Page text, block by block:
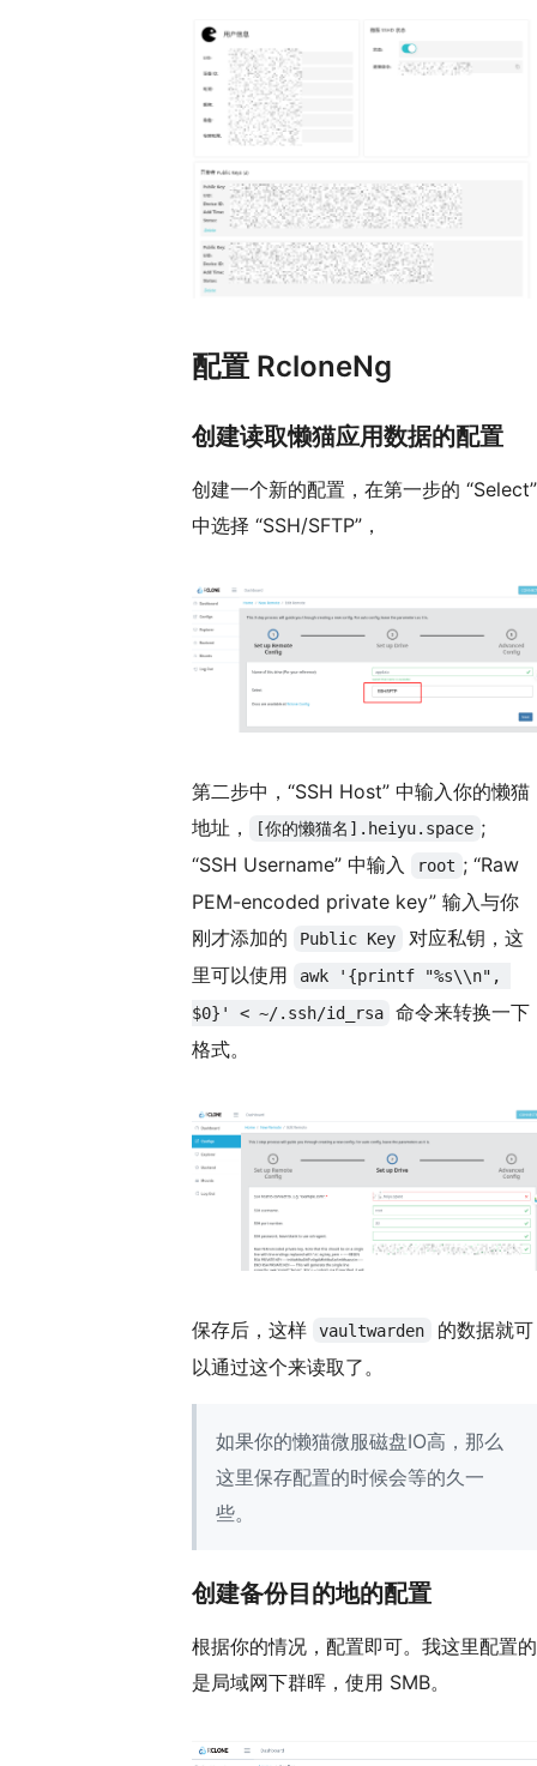
配置 RcloneNg
创建读取懒猫应用数据的配置
创建一个新的配置，在第一步的 “Select”
中选择 “SSH/SFTP”，
第二步中，“SSH Host” 中输入你的懒猫
地址，
[你的懒猫名].heiyu.space ;
“SSH Username” 中输入
root ; “Raw
PEM-encoded private key” 输入与你
刚才添加的
Public Key
对应私钥，这
里可以使用
awk '{printf "%s\\n",
$0}' < ~/.ssh/id_rsa
命令来转换一下
格式。
保存后，这样 vaultwarden
的数据就可
以通过这个来读取了。
如果你的懒猫微服磁盘IO高，那么
这里保存配置的时候会等的久一
些。
创建备份目的地的配置
根据你的情况，配置即可。我这里配置的
是局域网下群晖，使用 SMB。